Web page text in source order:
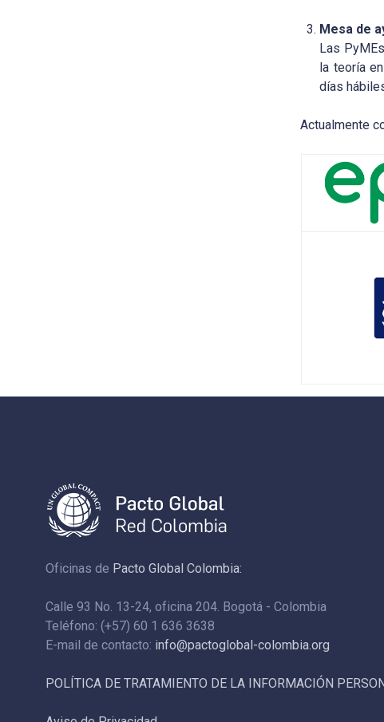
Mesa de
Las
la teoría
días
Actualmente
Oficinas de Pacto Global Colombia:
Calle 93 No. 13-24, oficina 204. Bogotá - Colombia
Teléfono: (+57) 60 1 636 3638
E-mail de contacto: info@pactoglobal-colombia.org
POLÍTICA DE TRATAMIENTO DE LA INFORMACIÓN